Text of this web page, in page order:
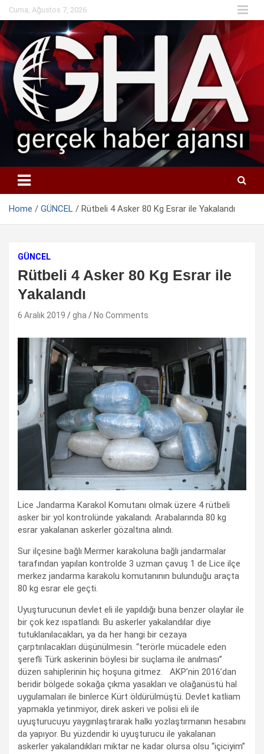
Skip
to
content
Cuma, Ağustos 7, 2026
Home GÜNCEL Rütbeli 4 Asker 80 Kg Esrar ile Yakalandı
GÜNCEL
Rütbeli 4 Asker 80 Kg Esrar ile
Yakalandı
6 Aralık 2019 gha No Comments
Lice Jandarma Karakol Komutanı olmak üzere 4 rütbeli
asker bir yol kontrolünde yakalandı. Arabalarında 80 kg
esrar yakalanan askerler gözaltına alındı.
Sur ilçesine bağlı Mermer karakoluna bağlı jandarmalar
tarafından yapılan kontrolde 3 uzman çavuş 1 de Lice ilçe
merkez jandarma karakolu komutanının bulunduğu araçta
80 kg esrar ele geçti.
Uyuşturucunun devlet eli ile yapıldığı buna benzer olaylar ile
bir çok kez ıspatlandı. Bu askerler yakalandılar diye
tutuklanılacakları, ya da her hangi bir cezaya
çarptırılacakları düşünülmesin. “terörle mücadele eden
şerefli Türk askerinin böylesi bir suçlama ile anılması”
düzen sahiplerinin hiç hoşuna gitmez. AKP’nin 2016’dan
beridir bölgede sokağa çıkma yasakları ve olağanüstü hal
uygulamaları ile binlerce Kürt öldürülmüştü. Devlet katliam
yapmakla yetinmiyor, direk askeri ve polisi eli ile
uyuşturucuyu yaygınlaştırarak halkı yozlaştırmanın hesabını
da yapıyor. Bu yüzdendir ki uyuşturucu ile yakalanan
askerler yakalandıkları miktar ne kadar olursa olsu “içiciyim”